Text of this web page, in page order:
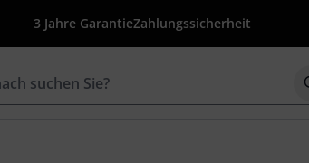
3 Jahre GarantieZahlungssicherheit